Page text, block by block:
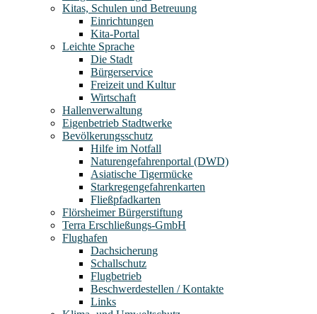
Kitas, Schulen und Betreuung
Einrichtungen
Kita-Portal
Leichte Sprache
Die Stadt
Bürgerservice
Freizeit und Kultur
Wirtschaft
Hallenverwaltung
Eigenbetrieb Stadtwerke
Bevölkerungsschutz
Hilfe im Notfall
Naturengefahrenportal (DWD)
Asiatische Tigermücke
Starkregengefahrenkarten
Fließpfadkarten
Flörsheimer Bürgerstiftung
Terra Erschließungs-GmbH
Flughafen
Dachsicherung
Schallschutz
Flugbetrieb
Beschwerdestellen / Kontakte
Links